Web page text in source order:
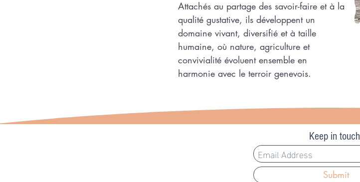
Attachés au partage des savoir-faire et à la
qualité gustative, ils développent un
domaine vivant, diversifié et à taille
humaine, où nature, agriculture et
convivialité évoluent ensemble en
harmonie avec le terroir genevois.
Keep in touch
Submit